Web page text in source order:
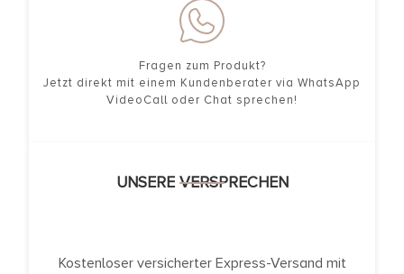
Fragen zum Produkt?
Jetzt direkt mit einem Kundenberater via WhatsApp
VideoCall oder Chat sprechen!
UNSERE VERSPRECHEN
Kostenloser versicherter Express-Versand mit